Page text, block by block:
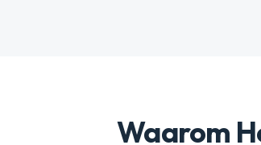
Waarom